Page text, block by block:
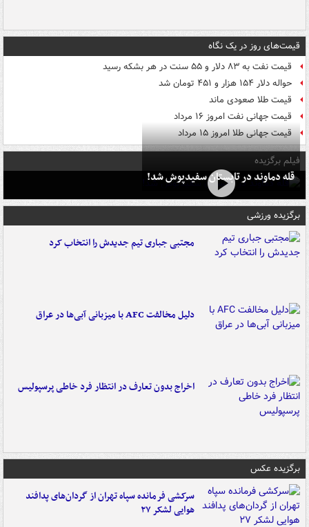
قیمت‌های روز در یک نگاه
قیمت نفت به ۸۳ دلار و ۵۵ سنت در هر بشکه رسید
حواله دلار ۱۵۴ هزار و ۴۵۱ تومان شد
قیمت طلا صعودی ماند
قیمت جهانی نفت امروز ۱۶ مرداد
قیمت جهانی طلا امروز ۱۵ مرداد
فیلم برگزیده
قله دماوند در تابستان سفیدپوش شد!
برگزیده ورزشی
مجتبی جباری تیم جدیدش را انتخاب کرد
دلیل مخالفت AFC با میزبانی آبی‌ها در عراق
اخراج بدون تعارف در انتظار فرد خاطی پرسپولیس
برگزیده عکس
سرکشی فرمانده سپاه تهران از گردان‌های پدافند
هوایی لشکر ۲۷